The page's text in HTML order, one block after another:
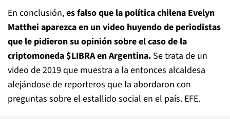
En conclusión,es falso que la política chilena Evelyn
Matthei aparezca en un video huyendo de periodistas
que le pidieron su opinión sobre el caso de la
criptomoneda $LIBRA en Argentina. Se trata de un
video de 2019 que muestra a la entonces alcaldesa
alejándose de reporteros que la abordaron con
preguntas sobre el estallido social en el país. EFE.